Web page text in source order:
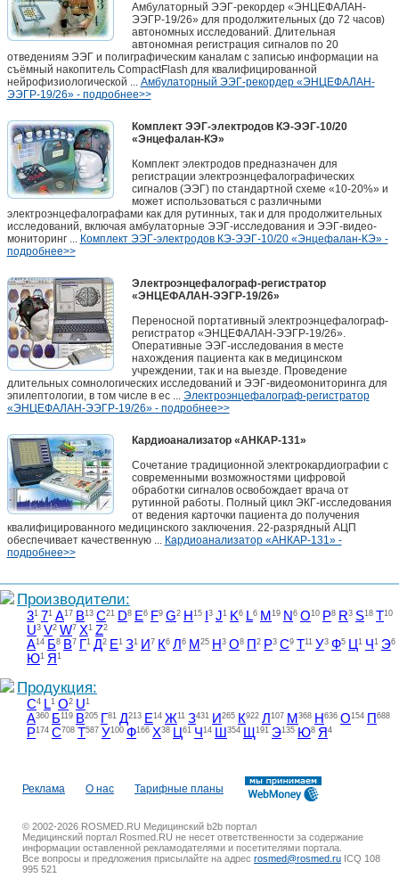
Амбулаторный ЭЭГ-рекордер «ЭНЦЕФАЛАН-
ЭЭГР-19/26» для продолжительных (до 72 часов)
автономных исследований. Длительная
автономная регистрация сигналов по 20
отведениям ЭЭГ и полиграфическим каналам с записью информации на
съёмный накопитель CompactFlash для квалифицированной
нейрофизиологической ... Амбулаторный ЭЭГ-рекордер «ЭНЦЕФАЛАН-
ЭЭГР-19/26» - подробнее>>
Комплект ЭЭГ-электродов КЭ-ЭЭГ-10/20
«Энцефалан-КЭ»
Комплект электродов предназначен для
регистрации электроэнцефалографических
сигналов (ЭЭГ) по стандартной схеме «10-20%» и
может использоваться с различными
электроэнцефалографами как для рутинных, так и для продолжительных
исследований, включая амбулаторные ЭЭГ-исследования и ЭЭГ-видео-
мониторинг ... Комплект ЭЭГ-электродов КЭ-ЭЭГ-10/20 «Энцефалан-КЭ» -
подробнее>>
Электроэнцефалограф-регистратор
«ЭНЦЕФАЛАН-ЭЭГР-19/26»
Переносной портативный электроэнцефалограф-
регистратор «ЭНЦЕФАЛАН-ЭЭГР-19/26».
Оперативные ЭЭГ-исследования в месте
нахождения пациента как в медицинском
учреждении, так и на выезде. Проведение
длительных сомнологических исследований и ЭЭГ-видеомониторинга для
эпилептологии, в том числе в ес ... Электроэнцефалограф-регистратор
«ЭНЦЕФАЛАН-ЭЭГР-19/26» - подробнее>>
Кардиоанализатор «АНКАР-131»
Сочетание традиционной электрокардиографии с
современными возможностями цифровой
обработки сигналов освобождает врача от
рутинной работы. Полный цикл ЭКГ-исследования
от ведения карточки пациента до получения
квалифицированного медицинского заключения. 22-разрядный АЦП
обеспечивает качественную ... Кардиоанализатор «АНКАР-131» -
подробнее>>
Производители:
31 71 A17 B13 C21 D8 E6 F9 G2 H 15 3 J1 K6 L6 M 19 N 6 O10 P8 R3 S18 T10
U3 V2 W7 X1 Z2
А14 Б8 В7 Г1 Д2 Е1 З1 И 7 К6 Л 6 М 25 Н 3 О8 П 2 Р3 С9 Т11 У3 Ф5 Ц 1 Ч 1 Э6
Ю1 Я 1
Продукция:
C4 L1 O2 U1
А360 Б119 В205 Г81 Д213 Е14 Ж11 З431 И 265 К922 Л 107 М 368 Н 636 О154 П 688
Р174 С708 Т587 У100 Ф166 Х38 Ц 61 Ч 14 Ш 354 Щ 191 Э135 Ю8 Я 4
Реклама О нас Тарифные планы
© 2002-2026 ROSMED.RU Медицинский b2b портал
Медицинский портал Rosmed.RU не несет ответственности за содержание
информации оставленной рекламодателями и посетителями портала.
Все вопросы и предложения присылайте на адрес rosmed@rosmed.ru ICQ 108
995 521